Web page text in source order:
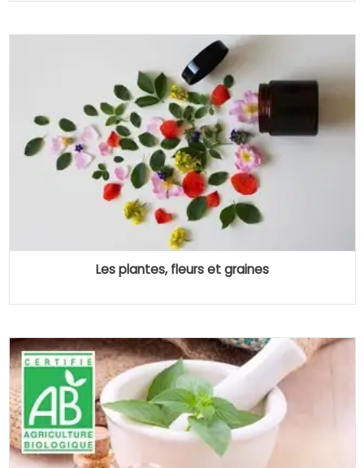
Les plantes, fleurs et graines